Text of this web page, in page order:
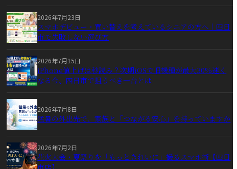
2026年7月23日
スマホデビュー・買い替えを考えているシニアの方へ｜四日
市で失敗しない選び方
2026年7月15日
iPhone値上げは秒読み？次期iOSで旧機種が最大30%速く
なる今、四日市で狙うべき一台とは
2026年7月8日
猛暑の外出先で、家族と「つながる安心」を持っていますか
2026年7月2日
花火大会・夏祭りを「もっときれいに」撮るスマホ術【四日